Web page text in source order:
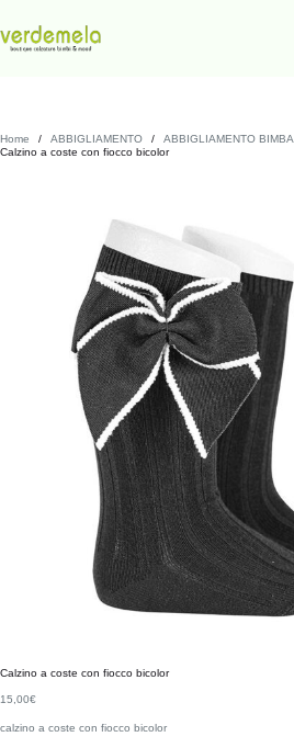
Home / ABBIGLIAMENTO / ABBIGLIAMENTO BIMBA
Calzino a coste con fiocco bicolor
Calzino a coste con fiocco bicolor
15,00€
calzino a coste con fiocco bicolor